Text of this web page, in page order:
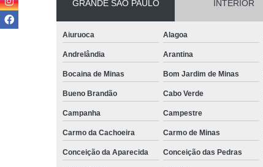
GRANDE SÃO PAULO INTERIOR
Aiuruoca Alagoa
Andrelândia Arantina
Bocaina de Minas Bom Jardim de Minas
Bueno Brandão Cabo Verde
Campanha Campestre
Carmo da Cachoeira Carmo de Minas
Conceição da Aparecida Conceição das Pedras